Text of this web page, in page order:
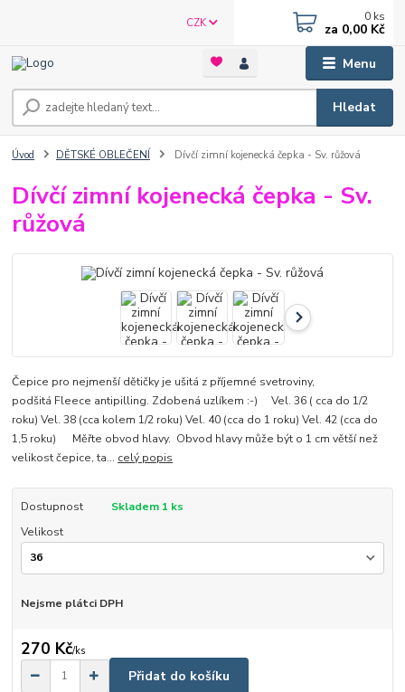
Menu
CZK
Hledat
0 ks
za 0,00 Kč
Úvod DĚTSKÉ OBLEČENÍ Dívčí zimní kojenecká čepka - Sv. růžová
Dívčí zimní kojenecká čepka - Sv.
růžová
Čepice pro nejmenší dětičky je ušitá z příjemné svetroviny,
podšitá Fleece antipilling. Zdobená uzlíkem :-) Vel. 36 ( cca do 1/2
roku) Vel. 38 (cca kolem 1/2 roku) Vel. 40 (cca do 1 roku) Vel. 42 (cca do
1,5 roku) Měřte obvod hlavy. Obvod hlavy může být o 1 cm větší než
velikost čepice, ta... celý popis
Dostupnost
Skladem 1 ks
Velikost
Nejsme plátci DPH
270 Kč/ks
Přidat do košíku